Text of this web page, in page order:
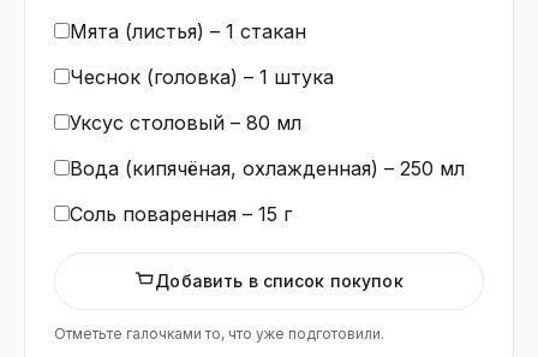
Мята (листья) – 1 стакан
Чеснок (головка) – 1 штука
Уксус столовый – 80 мл
Вода (кипячёная, охлажденная) – 250 мл
Соль поваренная – 15 г
Добавить в список покупок
Отметьте галочками то, что уже подготовили.